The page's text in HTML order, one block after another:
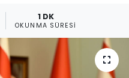
1 DK
OKUNMA SÜRESI